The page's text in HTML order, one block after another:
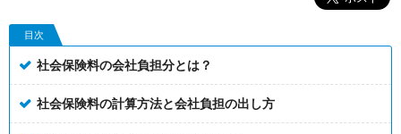
目次
社会保険料の会社負担分とは？
社会保険料の計算方法と会社負担の出し方